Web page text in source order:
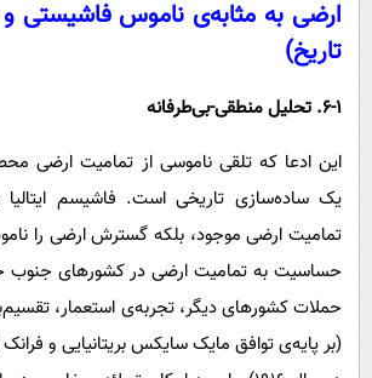
ارضی به مثابه‌ی ناموس فاشیستی
تاریخ)
6-۱. تحلیل منطقی-بی‌طرفانه
این ادعا که تلقی ناموسی از تمامیت ارضی
یک ساده‌سازی تاریخی است. فاشیسم ایتالیا
تمامیت ارضی موجود، بلکه گسترش ارضی را
حساسیت به تمامیت ارضی در کشورهای جنوب
حملات کشورهای دیگر، تجربه‌ی استعمار،
(بر پایه‌ی توافق مایک سایکس بریتانیایی و